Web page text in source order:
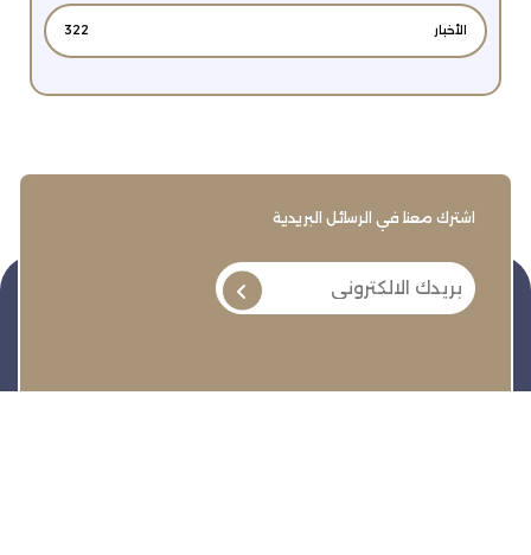
الأخبار 322
اشترك معنا في الرسائل البريدية